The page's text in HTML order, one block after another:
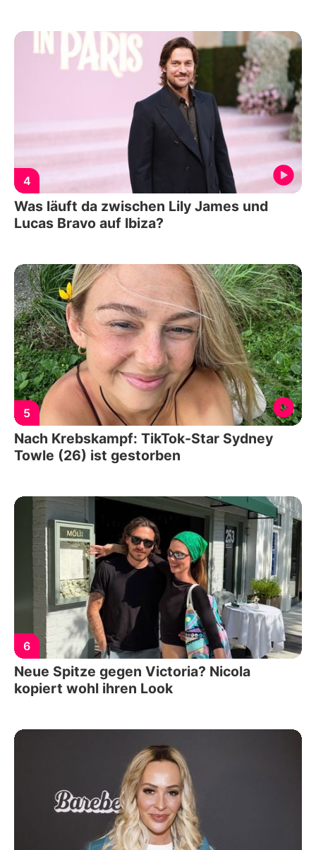
4
Was läuft da zwischen Lily James und
Lucas Bravo auf Ibiza?
5
Nach Krebskampf: TikTok-Star Sydney
Towle (26) ist gestorben
6
Neue Spitze gegen Victoria? Nicola
kopiert wohl ihren Look